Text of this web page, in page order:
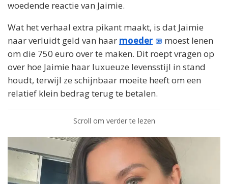
woedende reactie van Jaimie.
Wat het verhaal extra pikant maakt, is dat Jaimie
naar verluidt geld van haar moeder
moest lenen
om die 750 euro over te maken. Dit roept vragen op
over hoe Jaimie haar luxueuze levensstijl in stand
houdt, terwijl ze schijnbaar moeite heeft om een
relatief klein bedrag terug te betalen.
Scroll om verder te lezen